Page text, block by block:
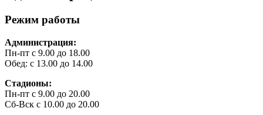
Режим работы
Администрация:
Пн-пт с 9.00 до 18.00
Обед: с 13.00 до 14.00
Стадионы:
Пн-пт с 9.00 до 20.00
Сб-Вск с 10.00 до 20.00